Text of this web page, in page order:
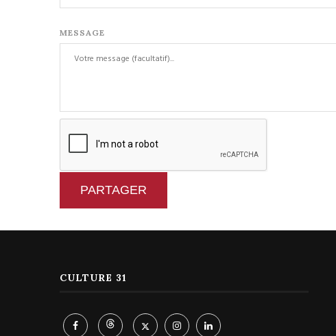
MESSAGE
PARTAGER
CULTURE 31